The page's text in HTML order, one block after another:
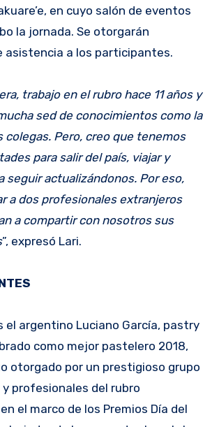
en cuyo salón de eventos
la jornada. Se otorgarán
asistencia a los participantes.
trabajo en el rubro hace 11 años y
sed de conocimientos como la
colegas. Pero, creo que tenemos
para salir del país, viajar y
seguir actualizándonos. Por eso,
a dos profesionales extranjeros
a compartir con nosotros sus
”, expresó Lari.
el argentino Luciano García, pastry
como mejor pastelero 2018,
otorgado por un prestigioso grupo
profesionales del rubro
el marco de los Premios Día del